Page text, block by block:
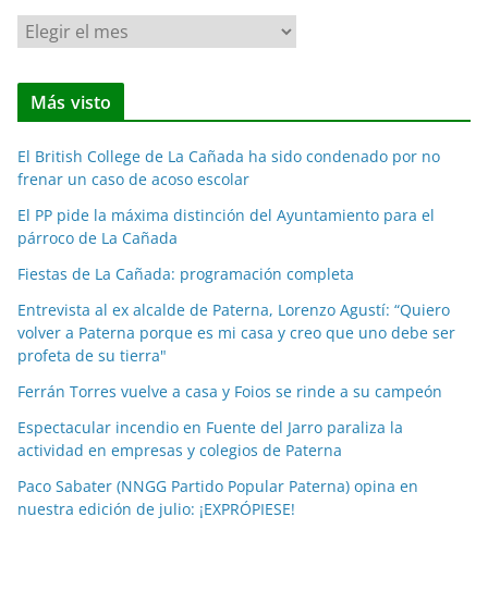
N
o
t
i
a
s
p
o
m
e
s
Más visto
El British College de La Cañada ha sido condenado por no
frenar un caso de acoso escolar
El PP pide la máxima distinción del Ayuntamiento para el
párroco de La Cañada
Fiestas de La Cañada: programación completa
Entrevista al ex alcalde de Paterna, Lorenzo Agustí: “Quiero
volver a Paterna porque es mi casa y creo que uno debe ser
profeta de su tierra"
Ferrán Torres vuelve a casa y Foios se rinde a su campeón
Espectacular incendio en Fuente del Jarro paraliza la
actividad en empresas y colegios de Paterna
Paco Sabater (NNGG Partido Popular Paterna) opina en
nuestra edición de julio: ¡EXPRÓPIESE!